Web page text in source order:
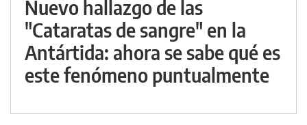
Nuevo hallazgo de las
"Cataratas de sangre" en la
Antártida: ahora se sabe qué es
este fenómeno puntualmente